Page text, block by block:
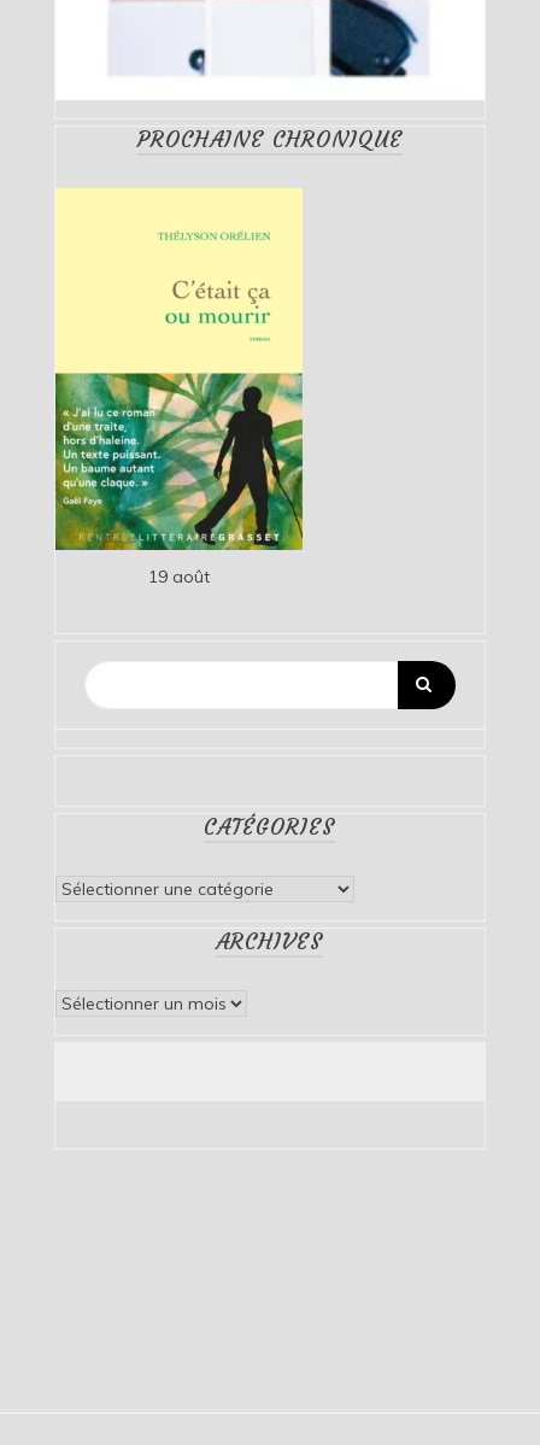
PROCHAINE CHRONIQUE
19 août
CATÉGORIES
Catégories
ARCHIVES
Archives